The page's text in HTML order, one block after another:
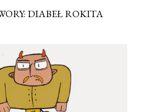
DIABEŁ ROKITA